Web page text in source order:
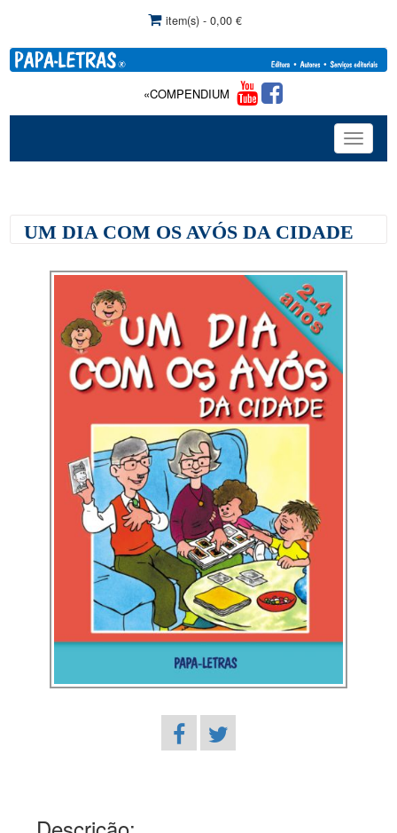
item(s) - 0,00 €
«COMPENDIUM DE TERAPIA DA FALA»:
Toggle
UM DIA COM OS AVÓS DA CIDADE